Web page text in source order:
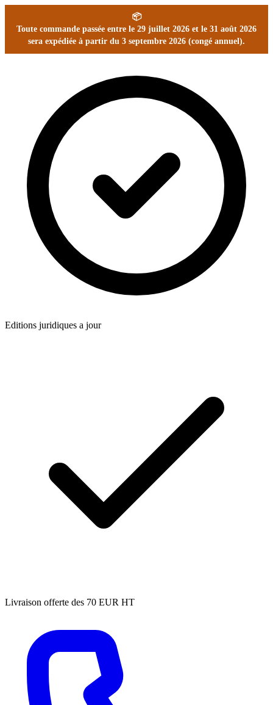
📦
Toute commande passée entre le 29 juillet 2026 et le 31 août 2026
sera expédiée à partir du 3 septembre 2026 (congé annuel).
Editions juridiques a jour
Livraison offerte des 70 EUR HT